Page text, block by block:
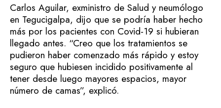
Carlos Aguilar, exministro de Salud y neumólogo
en Tegucigalpa, dijo que se podría haber hecho
más por los pacientes con Covid-19 si hubieran
llegado antes. “Creo que los tratamientos se
pudieron haber comenzado más rápido y estoy
seguro que hubiesen incidido positivamente al
tener desde luego mayores espacios, mayor
número de camas”, explicó.